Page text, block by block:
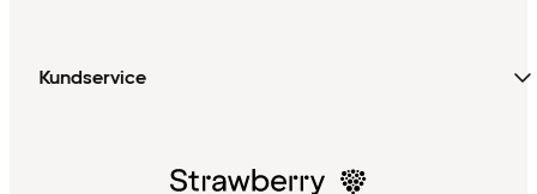
Kundservice